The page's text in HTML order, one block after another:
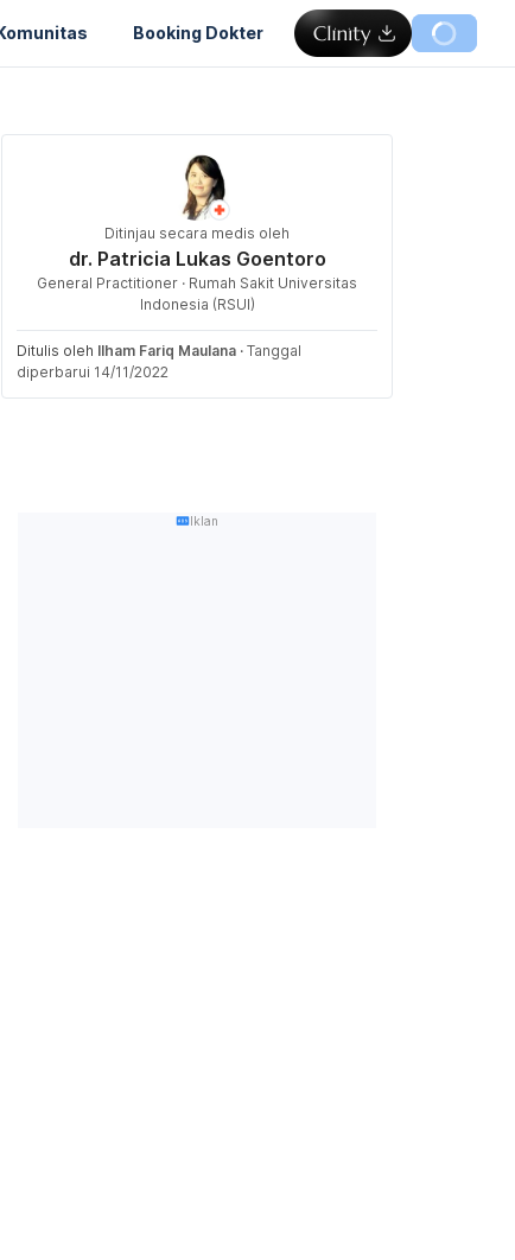
Booking Dokter
Ditinjau secara medis oleh
dr. Patricia Lukas Goentoro
General Practitioner · Rumah Sakit Universitas
Indonesia (RSUI)
Ditulis oleh Ilham Fariq Maulana · Tanggal
diperbarui 14/11/2022
Iklan